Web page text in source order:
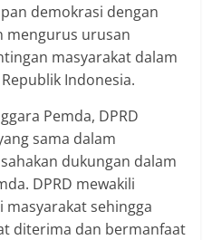
demokrasi dengan
mengurus urusan
masyarakat dalam
Indonesia.
Pemda, DPRD
sama dalam
dukungan dalam
DPRD mewakili
sehingga
diterima dan bermanfaat